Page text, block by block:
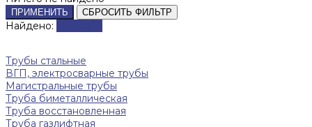
ПРИМЕНИТЬ СБРОСИТЬ ФИЛЬТР
Найдено:
Трубы стальные
ВГП, электросварные трубы
Магистральные трубы
Труба биметаллическая
Труба восстановленная
Труба газлифтная